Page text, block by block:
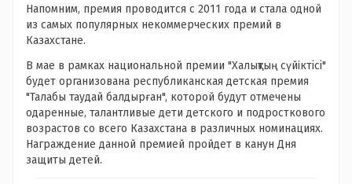
Напомним, премия проводится с 2011 года и стала одной
из самых популярных некоммерческих премий в
Казахстане.
В мае в рамках национальной премии "Халықтың сүйiктісі"
будет организована республиканская детская премия
"Талабы таудай балдырған", которой будут отмечены
одаренные, талантливые дети детского и подросткового
возрастов со всего Казахстана в различных номинациях.
Награждение данной премией пройдет в канун Дня
защиты детей.